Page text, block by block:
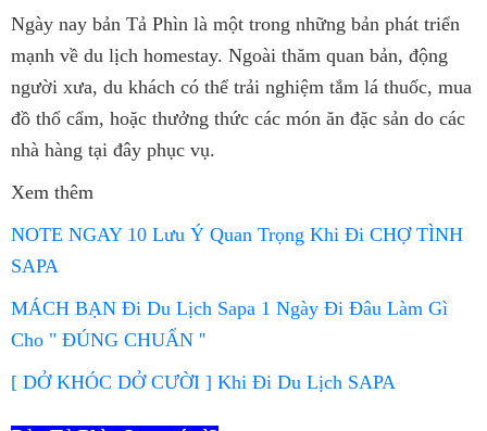
Ngày nay bản Tả Phìn là một trong những bản phát triển
mạnh về du lịch homestay. Ngoài thăm quan bản, động
người xưa, du khách có thể trải nghiệm tắm lá thuốc, mua
đồ thổ cẩm, hoặc thưởng thức các món ăn đặc sản do các
nhà hàng tại đây phục vụ.
Xem thêm
NOTE NGAY 10 Lưu Ý Quan Trọng Khi Đi CHỢ TÌNH
SAPA
MÁCH BẠN Đi Du Lịch Sapa 1 Ngày Đi Đâu Làm Gì
Cho " ĐÚNG CHUẨN ''
[ DỞ KHÓC DỞ CƯỜI ] Khi Đi Du Lịch SAPA